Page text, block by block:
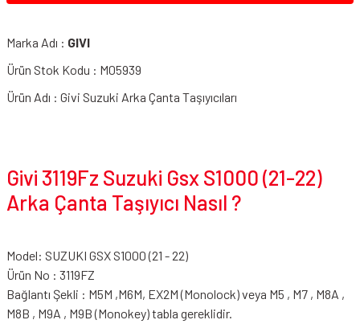
Marka Adı : GIVI
Ürün Stok Kodu : M05939
Ürün Adı : Givi Suzuki Arka Çanta Taşıyıcıları
Givi 3119Fz Suzuki Gsx S1000 (21-22)
Arka Çanta Taşıyıcı Nasıl ?
Model: SUZUKI GSX S1000 (21 - 22)
Ürün No : 3119FZ
Bağlantı Şekli : M5M ,M6M, EX2M (Monolock) veya M5 , M7 , M8A ,
M8B , M9A , M9B (Monokey) tabla gereklidir.